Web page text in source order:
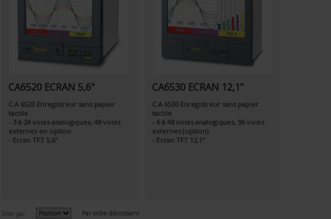
CA6520 ECRAN 5,6"
C.A 6520 Enregistreur sans papier
tactile
- 3 à 24 voies analogiques, 48 voies
externes en option
- Ecran TFT 5,6"
CA6530 ECRAN 12,1"
C.A 6530 Enregistreur sans papier
tactile
- 6 à 48 voies analogiques, 96 voies
externes (option)
- Ecran TFT 12,1"
Trier par Par ordre décroissant